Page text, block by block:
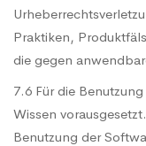
Praktiken,
die gegen
7.6 Für die
Wissen
Benutzung der